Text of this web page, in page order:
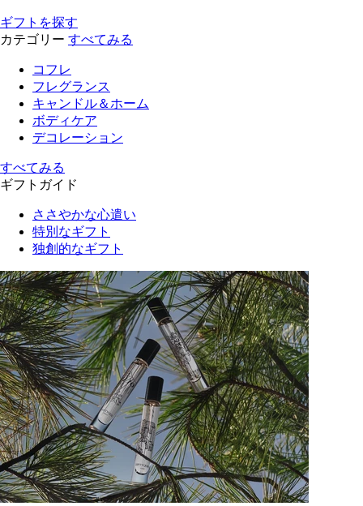
ギフトを探す
カテゴリー すべてみる
コフレ
フレグランス
キャンドル＆ホーム
ボディケア
デコレーション
すべてみる
ギフトガイド
ささやかな心遣い
特別なギフト
独創的なギフト